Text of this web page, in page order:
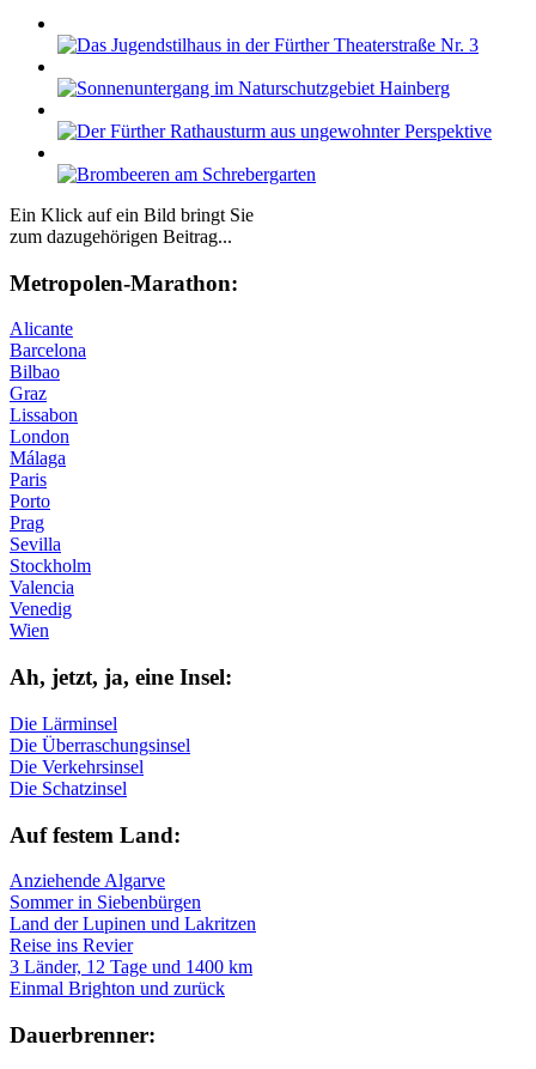
Ein Klick auf ein Bild bringt Sie
zum dazugehörigen Beitrag...
Me­tro­po­len-Ma­ra­thon:
Alicante
Barcelona
Bilbao
Graz
Lissabon
London
Málaga
Paris
Porto
Prag
Sevilla
Stockholm
Valencia
Venedig
Wien
Ah, jetzt, ja, ei­ne In­sel:
Die Lärminsel
Die Überraschungsinsel
Die Verkehrsinsel
Die Schatzinsel
Auf fe­stem Land:
Anziehende Algarve
Sommer in Siebenbürgen
Land der Lupinen und Lakritzen
Reise ins Revier
3 Länder, 12 Tage und 1400 km
Einmal Brighton und zurück
Dau­er­bren­ner: